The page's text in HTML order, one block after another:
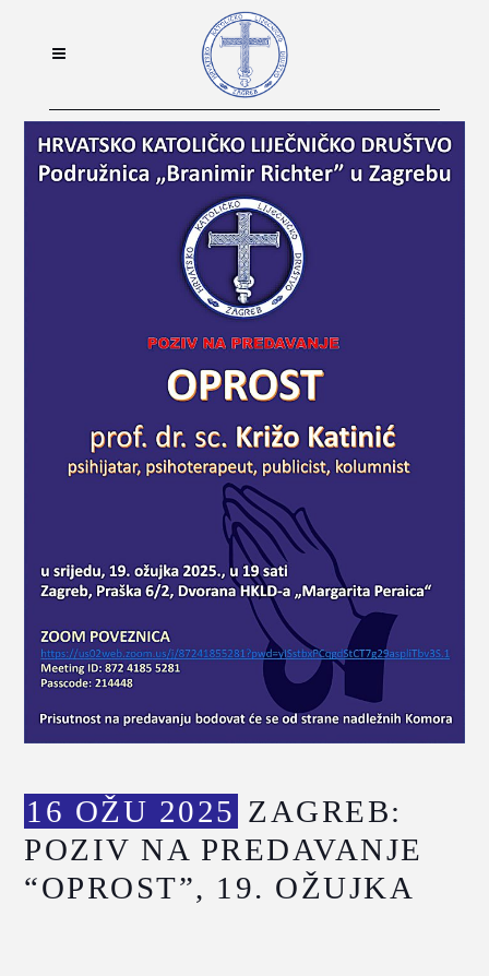
16 OŽU 2025 ZAGREB:
POZIV NA PREDAVANJE
“OPROST”, 19. OŽUJKA